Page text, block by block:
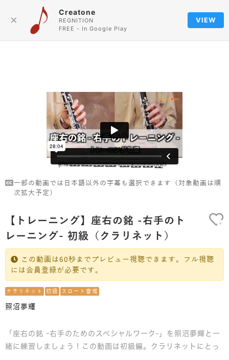
×
Creatone
REGNITION
FREE - In Google Play
VIEW
【トレーニング】座右の銘 -右手のト
レーニング- 初級（クラリネット）
この動画は60秒までプレビュー視聴できます。フル視聴
には会員登録が必要です。
クラリネット 初級 スロート音域
照沼夢輝
+
一部の動画では日本語以外の字幕も選択できます（対象動画は順
次拡大予定）
「座右の銘 -右手のためのスペシャルワーク-」を照沼夢輝と一
緒に練習しましょう！この動画は初級編。クラリネットにとっ